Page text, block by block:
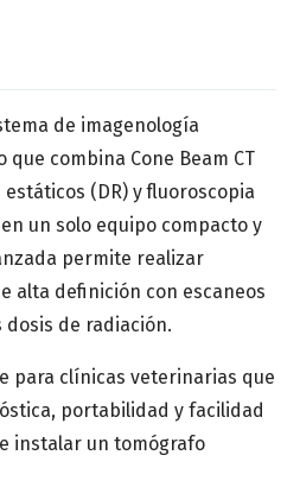
de imagenología
combina Cone Beam CT
estáticos (DR) y fluoroscopia
un solo equipo compacto y
permite realizar
alta definición con escaneos
de radiación.
para clínicas veterinarias que
portabilidad y facilidad
instalar un tomógrafo